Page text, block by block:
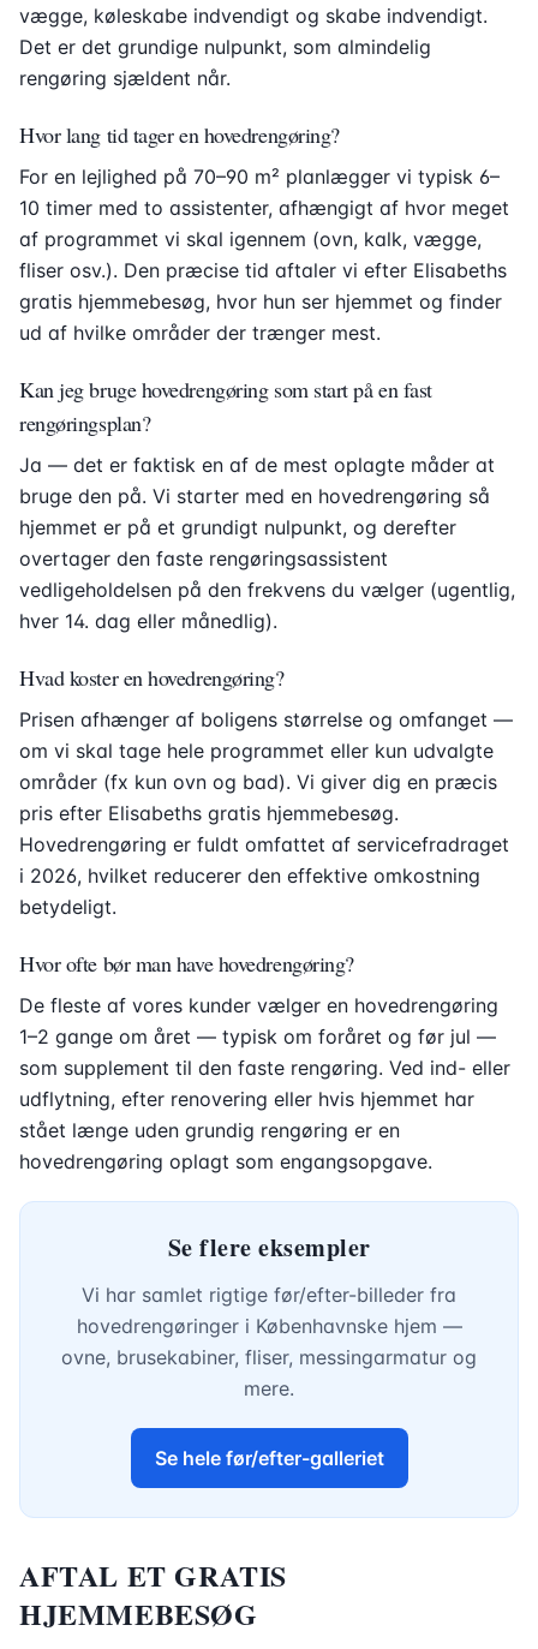
vægge, køleskabe indvendigt og skabe indvendigt.
Det er det grundige nulpunkt, som almindelig
rengøring sjældent når.
Hvor lang tid tager en hovedrengøring?
For en lejlighed på 70–90 m² planlægger vi typisk 6–
10 timer med to assistenter, afhængigt af hvor meget
af programmet vi skal igennem (ovn, kalk, vægge,
fliser osv.). Den præcise tid aftaler vi efter Elisabeths
gratis hjemmebesøg, hvor hun ser hjemmet og finder
ud af hvilke områder der trænger mest.
Kan jeg bruge hovedrengøring som start på en fast
rengøringsplan?
Ja — det er faktisk en af de mest oplagte måder at
bruge den på. Vi starter med en hovedrengøring så
hjemmet er på et grundigt nulpunkt, og derefter
overtager den faste rengøringsassistent
vedligeholdelsen på den frekvens du vælger (ugentlig,
hver 14. dag eller månedlig).
Hvad koster en hovedrengøring?
Prisen afhænger af boligens størrelse og omfanget —
om vi skal tage hele programmet eller kun udvalgte
områder (fx kun ovn og bad). Vi giver dig en præcis
pris efter Elisabeths gratis hjemmebesøg.
Hovedrengøring er fuldt omfattet af servicefradraget
i 2026, hvilket reducerer den effektive omkostning
betydeligt.
Hvor ofte bør man have hovedrengøring?
De fleste af vores kunder vælger en hovedrengøring
1–2 gange om året — typisk om foråret og før jul —
som supplement til den faste rengøring. Ved ind- eller
udflytning, efter renovering eller hvis hjemmet har
stået længe uden grundig rengøring er en
hovedrengøring oplagt som engangsopgave.
Se flere eksempler
Vi har samlet rigtige før/efter-billeder fra
hovedrengøringer i Københavnske hjem —
ovne, brusekabiner, fliser, messingarmatur og
mere.
Se hele før/efter-galleriet
AFTAL ET GRATIS
HJEMMEBESØG